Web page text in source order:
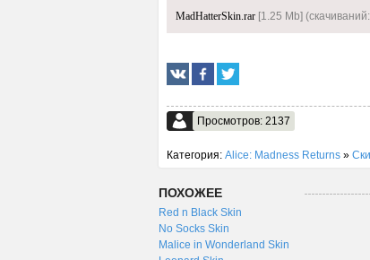
MadHatterSkin.rar [1.25 Mb]
Просмотров: 2137
Категория: Alice: Madness Returns »
ПОХОЖЕЕ
Red n Black Skin
No Socks Skin
Malice in Wonderland Skin